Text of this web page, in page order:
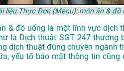
liệu Thực Đơn (Menu): món ăn & đồ
& đồ uống là một lĩnh vực dịch
là Dịch thuật SGT 247thường
dịch thuật đúng chuyên ngành
yếu tố bảo mật thông tin